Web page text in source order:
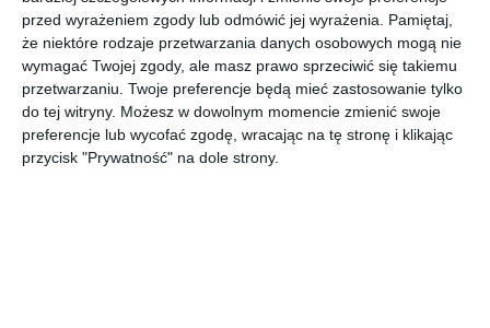
przed wyrażeniem zgody lub odmówić jej wyrażenia.
Pamiętaj,
że niektóre rodzaje przetwarzania danych osobowych mogą nie
wymagać Twojej zgody, ale masz prawo sprzeciwić się takiemu
przetwarzaniu. Twoje preferencje będą mieć zastosowanie tylko
do tej witryny. Możesz w dowolnym momencie zmienić swoje
preferencje lub wycofać zgodę, wracając na tę stronę i klikając
przycisk "Prywatność" na dole strony.
Mity
osobne
Mikołajewski
kocham
cię
Mikołajewski
Bajka
uspokaja
nka.
Drogocen
ny
kamyczek
Jarosław
Mikołajewski
Bajka
uspokaja
nka.
Wielki
wyścig
Jarosław
Mikołajewski